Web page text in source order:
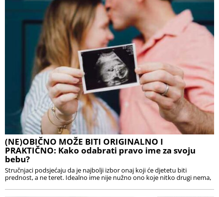
(NE)OBIČNO MOŽE BITI ORIGINALNO I
PRAKTIČNO: Kako odabrati pravo ime za svoju
bebu?
Stručnjaci podsjećaju da je najbolji izbor onaj koji će djetetu biti
prednost, a ne teret. Idealno ime nije nužno ono koje nitko drugi nema,